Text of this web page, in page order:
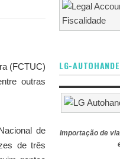
(FCTUC)
outras
de
de três
LG-
Importação de